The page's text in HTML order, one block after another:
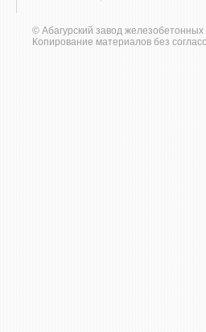
© Абагурский завод
Копирование материалов без